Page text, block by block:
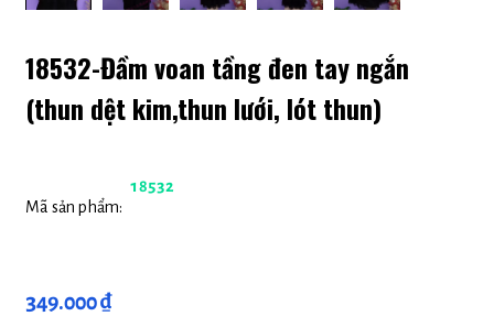
18532-Đầm voan tầng đen tay ngắn
(thun dệt kim,thun lưới, lót thun)
Mã sản phẩm:
18532
349.000 ₫